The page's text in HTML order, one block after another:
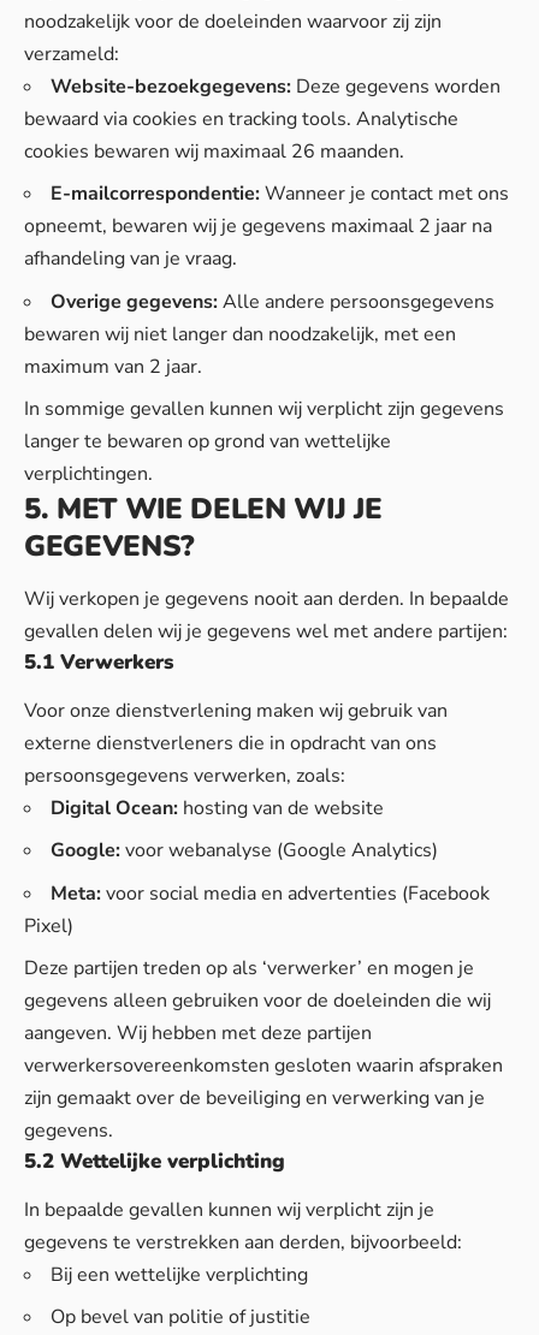
noodzakelijk voor de doeleinden waarvoor zij zijn
verzameld:
Website-bezoekgegevens: Deze gegevens worden
bewaard via cookies en tracking tools. Analytische
cookies bewaren wij maximaal 26 maanden.
E-mailcorrespondentie:Wanneer je contact met ons
opneemt, bewaren wij je gegevens maximaal 2 jaar na
afhandeling van je vraag.
Overige gegevens:Alle andere persoonsgegevens
bewaren wij niet langer dan noodzakelijk, met een
maximum van 2 jaar.
In sommige gevallen kunnen wij verplicht zijn gegevens
langer te bewaren op grond van wettelijke
verplichtingen.
5. MET WIE DELEN WIJ JE
GEGEVENS?
Wij verkopen je gegevens nooit aan derden. In bepaalde
gevallen delen wij je gegevens wel met andere partijen:
5.1 Verwerkers
Voor onze dienstverlening maken wij gebruik van
externe dienstverleners die in opdracht van ons
persoonsgegevens verwerken, zoals:
Digital Ocean: hosting van de website
Google:voor webanalyse (Google Analytics)
Meta:voor social media en advertenties (Facebook
Pixel)
Deze partijen treden op als ‘verwerker’ en mogen je
gegevens alleen gebruiken voor de doeleinden die wij
aangeven. Wij hebben met deze partijen
verwerkersovereenkomsten gesloten waarin afspraken
zijn gemaakt over de beveiliging en verwerking van je
gegevens.
5.2 Wettelijke verplichting
In bepaalde gevallen kunnen wij verplicht zijn je
gegevens te verstrekken aan derden, bijvoorbeeld:
Bij een wettelijke verplichting
Op bevel van politie of justitie